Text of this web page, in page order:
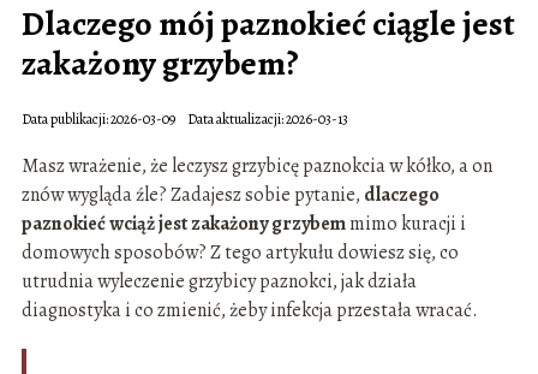
Dlaczego mój paznokieć ciągle jest
zakażony grzybem?
Data publikacji: 2026-03-09 Data aktualizacji: 2026-03-13
Masz wrażenie, że leczysz grzybicę paznokcia w kółko, a on
znów wygląda źle? Zadajesz sobie pytanie, dlaczego
paznokieć wciąż jest zakażony grzybemmimo kuracji i
domowych sposobów? Z tego artykułu dowiesz się, co
utrudnia wyleczenie grzybicy paznokci, jak działa
diagnostyka i co zmienić, żeby infekcja przestała wracać.